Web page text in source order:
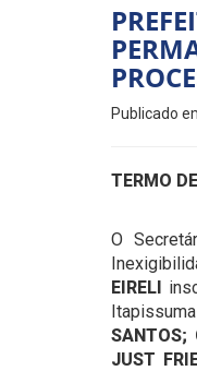
Publicado
TERMO
O
EIRELI
SANTOS;
JUST